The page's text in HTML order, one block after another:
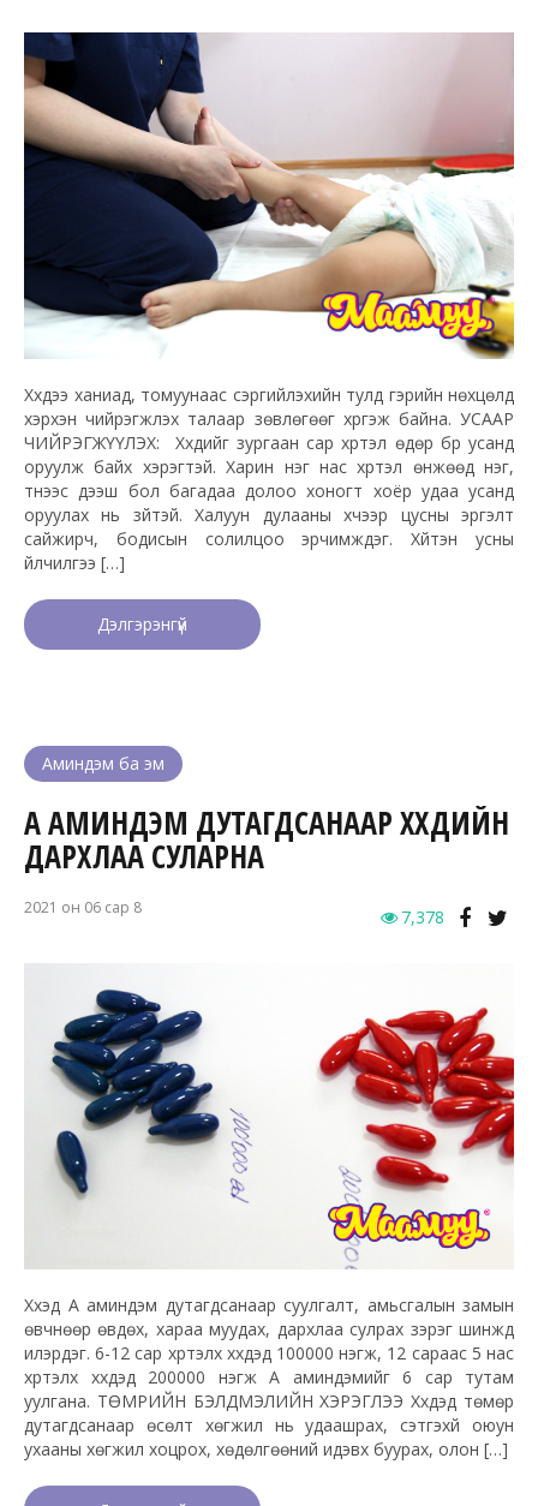
Хүүхдээ ханиад, томуунаас сэргийлэхийн тулд гэрийн нөхцөлд
хэрхэн чийрэгжүүлэх талаар зөвлөгөөг хүргэж байна. УСААР
ЧИЙРЭГЖҮҮЛЭХ: Хүүхдийг зургаан сар хүртэл өдөр бүр усанд
оруулж байх хэрэгтэй. Харин нэг нас хүртэл өнжөөд нэг,
түүнээс дээш бол багадаа долоо хоногт хоёр удаа усанд
оруулах нь зүйтэй. Халуун дулааны хүчээр цусны эргэлт
сайжирч, бодисын солилцоо эрчимждэг. Хүйтэн усны
үйлчилгээ […]
Дэлгэрэнгүй
Аминдэм ба эм
А АМИНДЭМ ДУТАГДСАНААР ХҮҮХДИЙН
ДАРХЛАА СУЛАРНА
2021 он 06 сар 8 7,378
Хүүхэд А аминдэм дутагдсанаар суулгалт, амьсгалын замын
өвчнөөр өвдөх, хараа муудах, дархлаа сулрах зэрэг шинжүүд
илэрдэг. 6-12 сар хүртэлх хүүхдэд 100000 нэгж, 12 сараас 5 нас
хүртэлх хүүхдэд 200000 нэгж А аминдэмийг 6 сар тутам
уулгана. ТӨМРИЙН БЭЛДМЭЛИЙН ХЭРЭГЛЭЭ Хүүхдэд төмөр
дутагдсанаар өсөлт хөгжил нь удаашрах, сэтгэхүй оюун
ухааны хөгжил хоцрох, хөдөлгөөний идэвх буурах, олон […]